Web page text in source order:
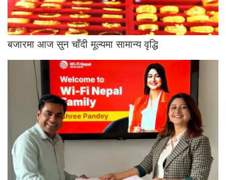
बजारमा आज सुन चाँदी मूल्यमा सामान्य वृद्धि